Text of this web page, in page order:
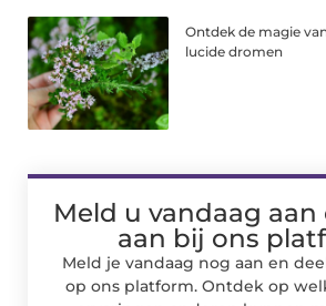
Ontdek de magie
lucide dromen
Meld u vandaag aan
aan bij ons
Meld je vandaag nog aan en
op ons platform. Ontdek op